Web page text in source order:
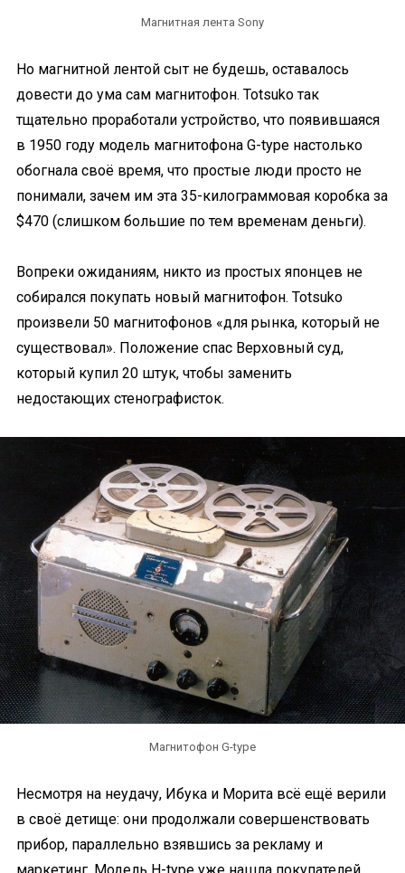
Магнитная лента Sony
Но магнитной лентой сыт не будешь, оставалось
довести до ума сам магнитофон. Totsuko так
тщательно проработали устройство, что появившаяся
в 1950 году модель магнитофона G-type настолько
обогнала своё время, что простые люди просто не
понимали, зачем им эта 35-килограммовая коробка за
$470 (слишком большие по тем временам деньги).
Вопреки ожиданиям, никто из простых японцев не
собирался покупать новый магнитофон. Totsuko
произвели 50 магнитофонов «для рынка, который не
существовал». Положение спас Верховный суд,
который купил 20 штук, чтобы заменить
недостающих стенографисток.
Магнитофон G-type
Несмотря на неудачу, Ибука и Морита всё ещё верили
в своё детище: они продолжали совершенствовать
прибор, параллельно взявшись за рекламу и